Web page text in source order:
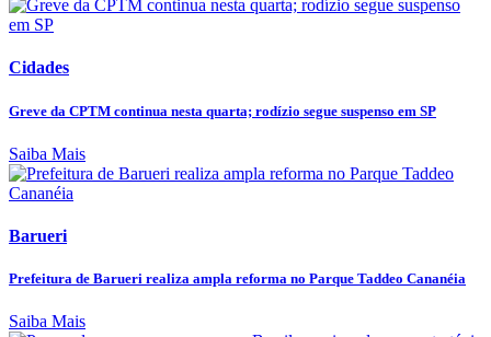
Cidades
Greve da CPTM continua nesta quarta; rodízio segue suspenso em SP
Saiba Mais
Barueri
Prefeitura de Barueri realiza ampla reforma no Parque Taddeo Cananéia
Saiba Mais